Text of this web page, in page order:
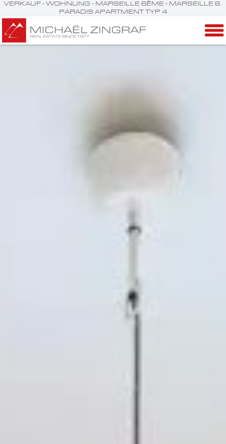
VERKAUF - WOHNUNG - MARSEILLE 6ÈME - MARSEILLE 8.
PARADIS APARTMENT TYP 4